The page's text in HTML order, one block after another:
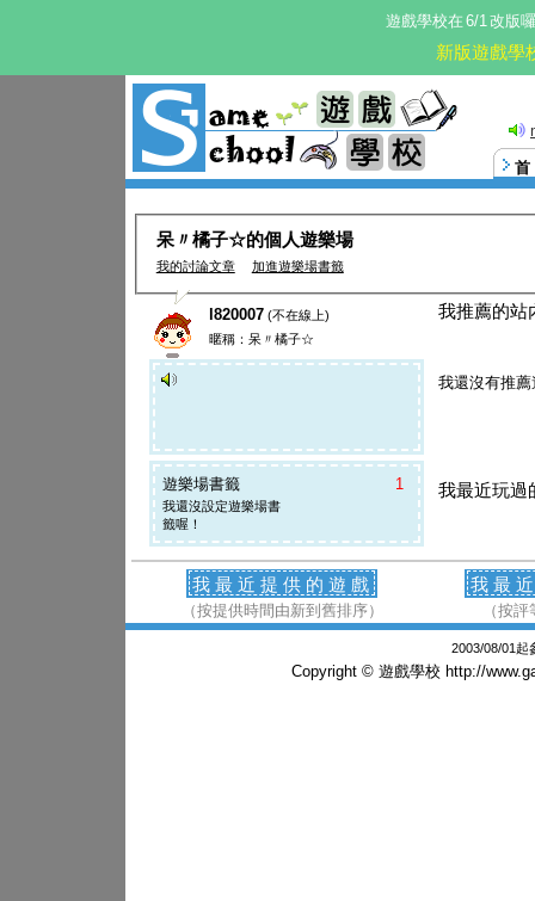
遊戲學校在 6/1改版
新版遊戲學
呆〃橘子☆的個人遊樂場
我的討論文章 加進遊樂場書籤
l820007 (不在線上)
暱稱：呆〃橘子☆
遊樂場書籤 1
我還沒設定遊樂場書
籤喔！
我推薦的站
我還沒有推
我最近玩過
我最近提供的遊戲
（按提供時間由新到舊排序）
我最
（按
2003/08/01起
Copyright © 遊戲學校 http://